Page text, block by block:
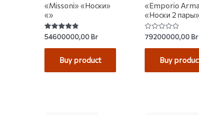
«Missoni» «Носки»
«»
Rated
4.83
out of 5
54600000,00Br
Buy product
«Emporio
«Носки 2
Rated
0
out
79200000,00Br
Buy